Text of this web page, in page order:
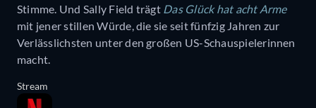
Stimme. Und Sally Field trägt Das Glück hat acht Arme
mit jener stillen Würde, die sie seit fünfzig Jahren zur
Verlässlichsten unter den großen US-Schauspielerinnen
macht.
Stream